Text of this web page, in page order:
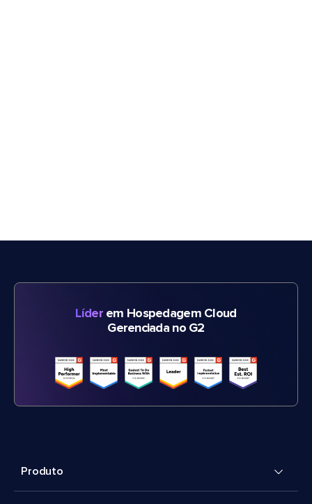
Líderem Hospedagem Cloud
Gerenciada no G2
Produto